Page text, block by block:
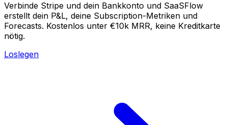
Verbinde Stripe und dein Bankkonto und SaaSFlow
erstellt dein P&L, deine Subscription-Metriken und
Forecasts. Kostenlos unter €10k MRR, keine Kreditkarte
nötig.
Loslegen